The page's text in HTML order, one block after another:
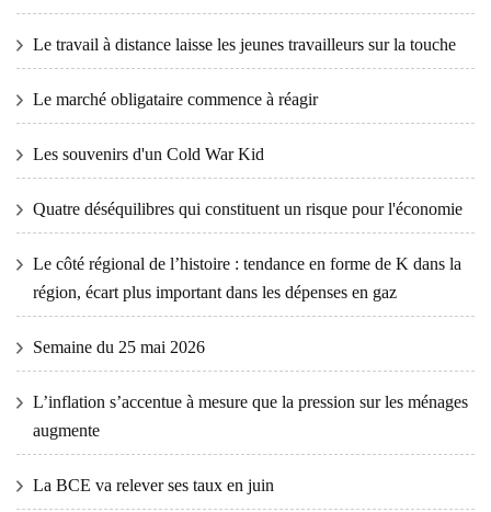
Le travail à distance laisse les jeunes travailleurs sur la touche
Le marché obligataire commence à réagir
Les souvenirs d'un Cold War Kid
Quatre déséquilibres qui constituent un risque pour l'économie
Le côté régional de l’histoire : tendance en forme de K dans la
région, écart plus important dans les dépenses en gaz
Semaine du 25 mai 2026
L’inflation s’accentue à mesure que la pression sur les ménages
augmente
La BCE va relever ses taux en juin